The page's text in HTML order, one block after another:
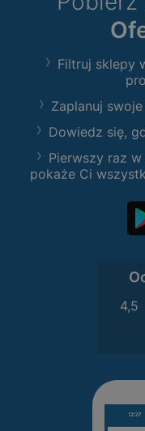
Filtruj sklepy
Zaplanuj
Dowiedz się,
Pierwszy raz
pokaże Ci
4,5